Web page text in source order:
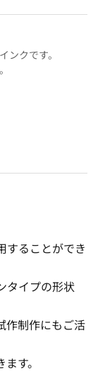
ンクです。
することができ
タイプの形状
作制作にもご活
す。